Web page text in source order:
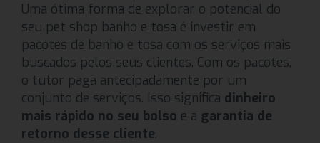
Uma ótima forma de explorar o potencial do
seu pet shop banho e tosa é investir em
pacotes de banho e tosa com os serviços mais
buscados pelos seus clientes. Com os pacotes,
o tutor paga antecipadamente por um
conjunto de serviços. Isso significa dinheiro
mais rápido no seu bolso e a garantia de
retorno desse cliente.